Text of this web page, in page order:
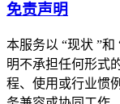
免责声明
本服务以 “现状 ”
明不承担任何形式
程、使用或行业惯